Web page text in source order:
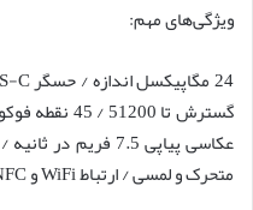
ویژگی‌های مهم:
متحرک و لمسی / ارتباط WiFi و NFC